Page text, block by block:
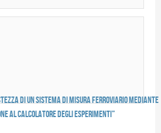
di un sistema di misura ferroviario mediante
al Calcolatore degli Esperimenti”